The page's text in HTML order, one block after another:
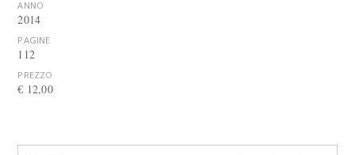
ANNO
2014
PAGINE
112
PREZZO
€ 12,00